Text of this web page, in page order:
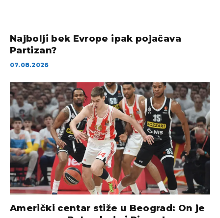
Najbolji bek Evrope ipak pojačava
Partizan?
07.08.2026
Američki centar stiže u Beograd: On je